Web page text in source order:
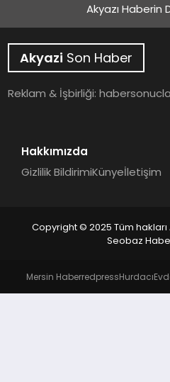
YAŞAM
Akyazı Haberin
Akyazi Son Haber
Reklam & İşbirliği:
Hakkımızda
Gizlilik BildirimiKünyeİletişim
Copyright © 2025 Tüm hakları
Seobaz
Mersin HaberredpressHurdacı